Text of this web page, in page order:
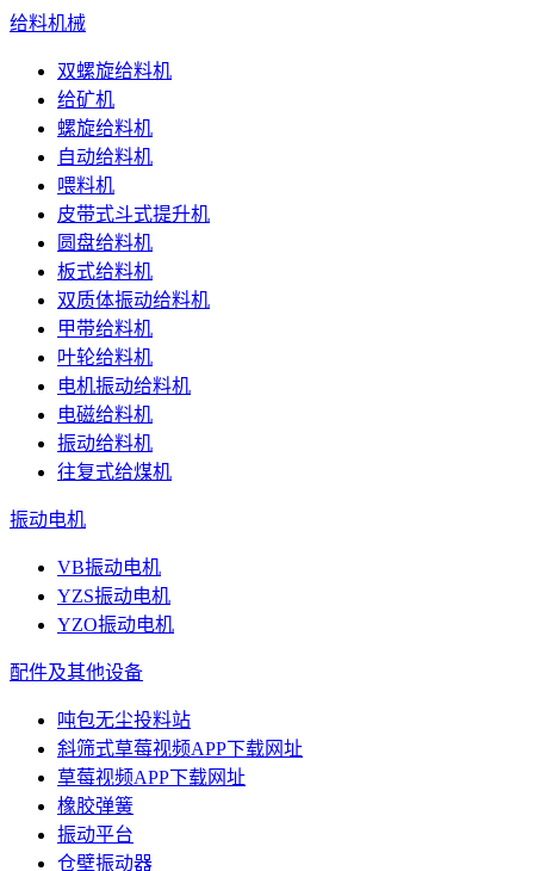
给料机械
双螺旋给料机
给矿机
螺旋给料机
自动给料机
喂料机
皮带式斗式提升机
圆盘给料机
板式给料机
双质体振动给料机
甲带给料机
叶轮给料机
电机振动给料机
电磁给料机
振动给料机
往复式给煤机
振动电机
VB振动电机
YZS振动电机
YZO振动电机
配件及其他设备
吨包无尘投料站
斜筛式草莓视频APP下载网址
草莓视频APP下载网址
橡胶弹簧
振动平台
仓壁振动器